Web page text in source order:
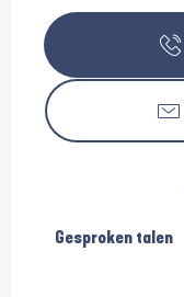
Gesproken talen
Gesproken talen